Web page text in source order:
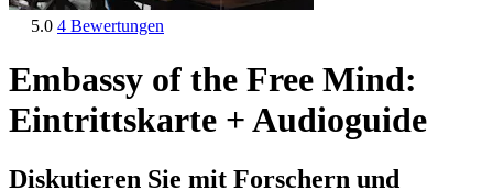
5.0 4 Bewertungen
Embassy of the Free Mind:
Eintrittskarte + Audioguide
Diskutieren Sie mit Forschern und